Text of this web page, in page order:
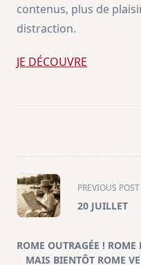
contenus, plus de
distraction.
JE DÉCOUVRE
<span
class="nav-
subtitle
reader-
PREVIOUS POST
20 JUILLET
ROME OUTRAGÉE ! ROME
MAIS BIENTÔT ROME